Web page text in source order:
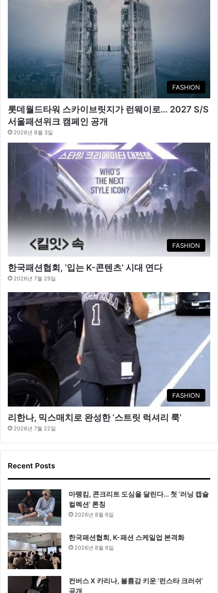
FASHION
롯데월드타워 스카이브릿지가 런웨이로… 2027 S/S
서울패션위크 캠페인 공개
2026년 8월 3일
FASHION
한국패션협회, ‘입는 K-콘텐츠’ 시대 연다
2026년 7월 29일
FASHION
리한나, 믹스매치로 완성한 ‘스트릿 럭셔리 룩’
2026년 7월 22일
Recent Posts
마뗑킴, 콘크리트 도심을 달린다… 첫 ‘러닝 캡슐
컬렉션’ 론칭
2026년 8월 6일
한국패션협회, K-패션 스케일업 본격화
2026년 8월 6일
컨버스 X 카리나, 볼륨감 키운 ‘런스타 크러쉬’
공개